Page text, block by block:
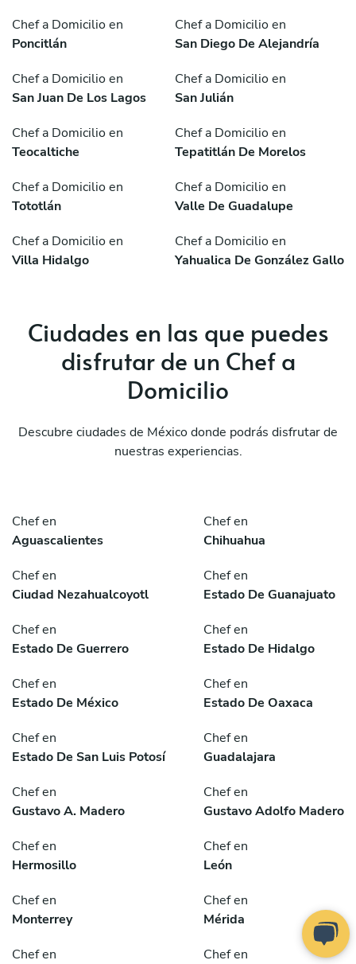
Chef a Domicilio en
Poncitlán
Chef a Domicilio en
San Diego De Alejandría
Chef a Domicilio en
San Juan De Los Lagos
Chef a Domicilio en
San Julián
Chef a Domicilio en
Teocaltiche
Chef a Domicilio en
Tepatitlán De Morelos
Chef a Domicilio en
Tototlán
Chef a Domicilio en
Valle De Guadalupe
Chef a Domicilio en
Villa Hidalgo
Chef a Domicilio en
Yahualica De González Gallo
Ciudades en las que puedes
disfrutar de un Chef a
Domicilio
Descubre ciudades de México donde podrás disfrutar de
nuestras experiencias.
Chef en
Aguascalientes
Chef en
Chihuahua
Chef en
Ciudad Nezahualcoyotl
Chef en
Estado De Guanajuato
Chef en
Estado De Guerrero
Chef en
Estado De Hidalgo
Chef en
Estado De México
Chef en
Estado De Oaxaca
Chef en
Estado De San Luis Potosí
Chef en
Guadalajara
Chef en
Gustavo A. Madero
Chef en
Gustavo Adolfo Madero
Chef en
Hermosillo
Chef en
León
Chef en
Monterrey
Chef en
Mérida
Chef en
Chef en